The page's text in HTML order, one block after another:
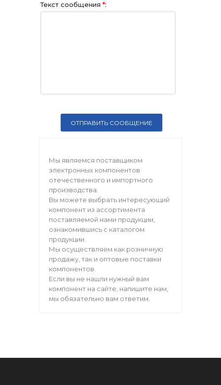
Текст сообщения *:
Мы являемся поставщиком
электронных компонентов
отечественного и импортного
производства.
Вы можете выбрать интересующий
компонент из ассортимента
поставляемой нами продукции,
ознакомившись с каталогом
продукции.
Мы осуществляем как розничную
продажу, так и оптовые поставки
компонентов.
Если вы не нашли нужный вам
компонент на сайте, напишите нам,
мы обязательно вам ответим.